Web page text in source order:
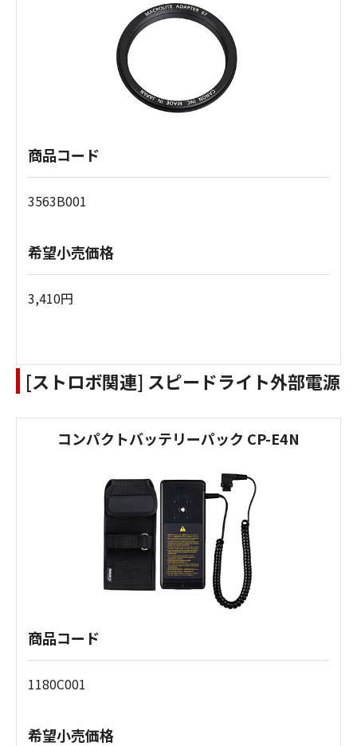
商品コード
3563B001
希望小売価格
3,410円
[ストロボ関連] スピードライト外部電源
コンパクトバッテリーパック CP-E4N
商品コード
1180C001
希望小売価格